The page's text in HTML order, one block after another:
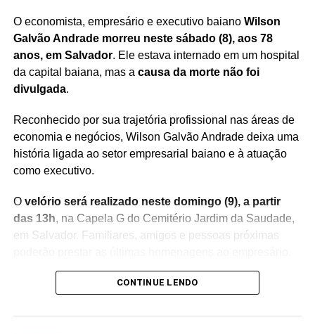
Redação Saiba+
TÓPICOS RELACIONADOS ANAUTOS
ASI
AUTOSHOPPINGITAPOAN
Incêndio em ferry-boat é controlado durante
travessia na Bahia
O economista, empresário e executivo baiano Wilson
Galvão Andrade morreu neste sábado (8), aos 78
anos, em Salvador. Ele estava internado em um hospital
da capital baiana, mas a causa da morte não foi
divulgada.
Reconhecido por sua trajetória profissional nas áreas de
economia e negócios, Wilson Galvão Andrade deixa uma
história ligada ao setor empresarial baiano e à atuação
como executivo.
O velório será realizado neste domingo (9), a partir
das 13h, na Capela G do Cemitério Jardim da Saudade,
em Salvador. Familiares, amigos e pessoas próximas
missa está prevista para as 15h30
de cremação, também no Cemitério Jardim da Saudade.
CONTINUE LENDO